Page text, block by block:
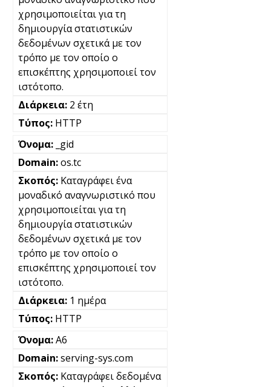
χρησιμοποιείται για τη
δημιουργία στατιστικών
δεδομένων σχετικά με τον
τρόπο με τον οποίο ο
επισκέπτης χρησιμοποιεί τον
ιστότοπο.
2 έτη
HTTP
_gid
os.tc
Καταγράφει ένα
μοναδικό αναγνωριστικό που
χρησιμοποιείται για τη
δημιουργία στατιστικών
δεδομένων σχετικά με τον
τρόπο με τον οποίο ο
επισκέπτης χρησιμοποιεί τον
ιστότοπο.
1 ημέρα
HTTP
A6
serving-sys.com
Καταγράφει δεδομένα